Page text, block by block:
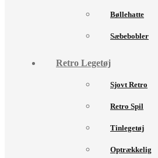
Bøllehatte
Sæbebobler
Retro Legetøj
Sjovt Retro
Retro Spil
Tinlegetøj
Optrækkelig